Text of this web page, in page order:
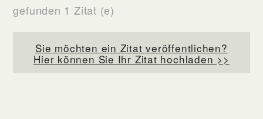
gefunden 1 Zitat (e)
Sie möchten ein Zitat veröffentlichen?
Hier können Sie Ihr Zitat hochladen >>